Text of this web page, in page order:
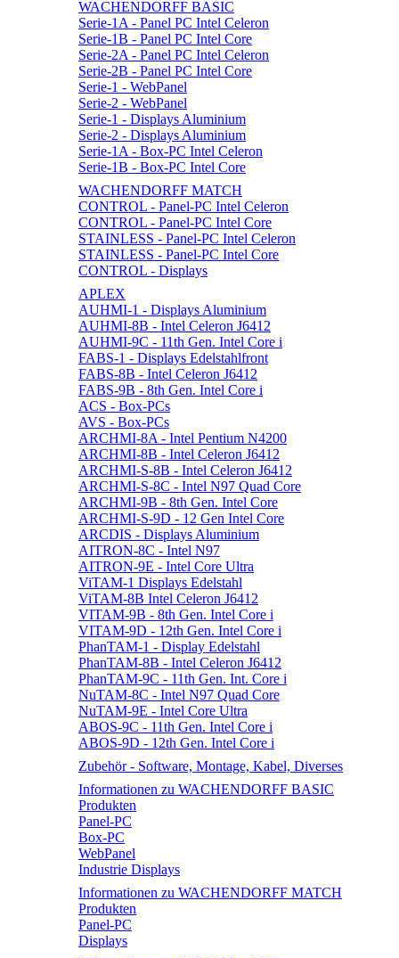
WACHENDORFF BASIC
Serie-1A - Panel PC Intel Celeron
Serie-1B - Panel PC Intel Core
Serie-2A - Panel PC Intel Celeron
Serie-2B - Panel PC Intel Core
Serie-1 - WebPanel
Serie-2 - WebPanel
Serie-1 - Displays Aluminium
Serie-2 - Displays Aluminium
Serie-1A - Box-PC Intel Celeron
Serie-1B - Box-PC Intel Core
WACHENDORFF MATCH
CONTROL - Panel-PC Intel Celeron
CONTROL - Panel-PC Intel Core
STAINLESS - Panel-PC Intel Celeron
STAINLESS - Panel-PC Intel Core
CONTROL - Displays
APLEX
AUHMI-1 - Displays Aluminium
AUHMI-8B - Intel Celeron J6412
AUHMI-9C - 11th Gen. Intel Core i
FABS-1 - Displays Edelstahlfront
FABS-8B - Intel Celeron J6412
FABS-9B - 8th Gen. Intel Core i
ACS - Box-PCs
AVS - Box-PCs
ARCHMI-8A - Intel Pentium N4200
ARCHMI-8B - Intel Celeron J6412
ARCHMI-S-8B - Intel Celeron J6412
ARCHMI-S-8C - Intel N97 Quad Core
ARCHMI-9B - 8th Gen. Intel Core
ARCHMI-S-9D - 12 Gen Intel Core
ARCDIS - Displays Aluminium
AITRON-8C - Intel N97
AITRON-9E - Intel Core Ultra
ViTAM-1 Displays Edelstahl
ViTAM-8B Intel Celeron J6412
VITAM-9B - 8th Gen. Intel Core i
VITAM-9D - 12th Gen. Intel Core i
PhanTAM-1 - Display Edelstahl
PhanTAM-8B - Intel Celeron J6412
PhanTAM-9C - 11th Gen. Int. Core i
NuTAM-8C - Intel N97 Quad Core
NuTAM-9E - Intel Core Ultra
ABOS-9C - 11th Gen. Intel Core i
ABOS-9D - 12th Gen. Intel Core i
Zubehör - Software, Montage, Kabel, Diverses
Informationen zu WACHENDORFF BASIC
Produkten
Panel-PC
Box-PC
WebPanel
Industrie Displays
Informationen zu WACHENDORFF MATCH
Produkten
Panel-PC
Displays